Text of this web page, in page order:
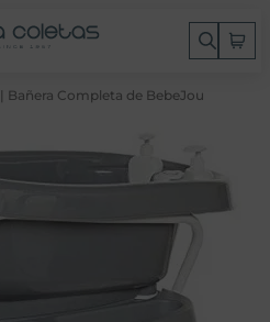
| Bañera Completa de BebeJou